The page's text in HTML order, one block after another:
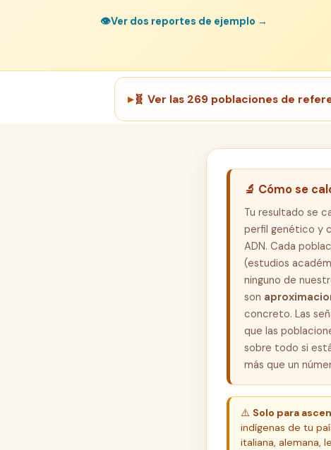
👁Ver dos reportes de ejemplo →
🧬 Ver las 269 poblaciones de
🔬 Cómo se
Tu resultado se
perfil genético y
ADN. Cada
(estudios
ninguno de
son
concreto. Las
que las
sobre todo si
más que un
⚠️ Solo para
indígenas de tu
italiana, alemana,